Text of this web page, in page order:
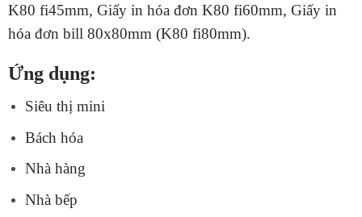
K80 fi45mm, Giấy in hóa đơn K80 fi60mm, Giấy in
hóa đơn bill 80x80mm (K80 fi80mm).
Ứng dụng:
Siêu thị mini
Bách hóa
Nhà hàng
Nhà bếp